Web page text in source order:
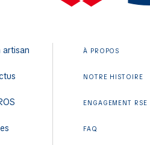
artisan À PROPOS
NOTRE HISTOIRE
ENGAGEMENT RSE
FAQ